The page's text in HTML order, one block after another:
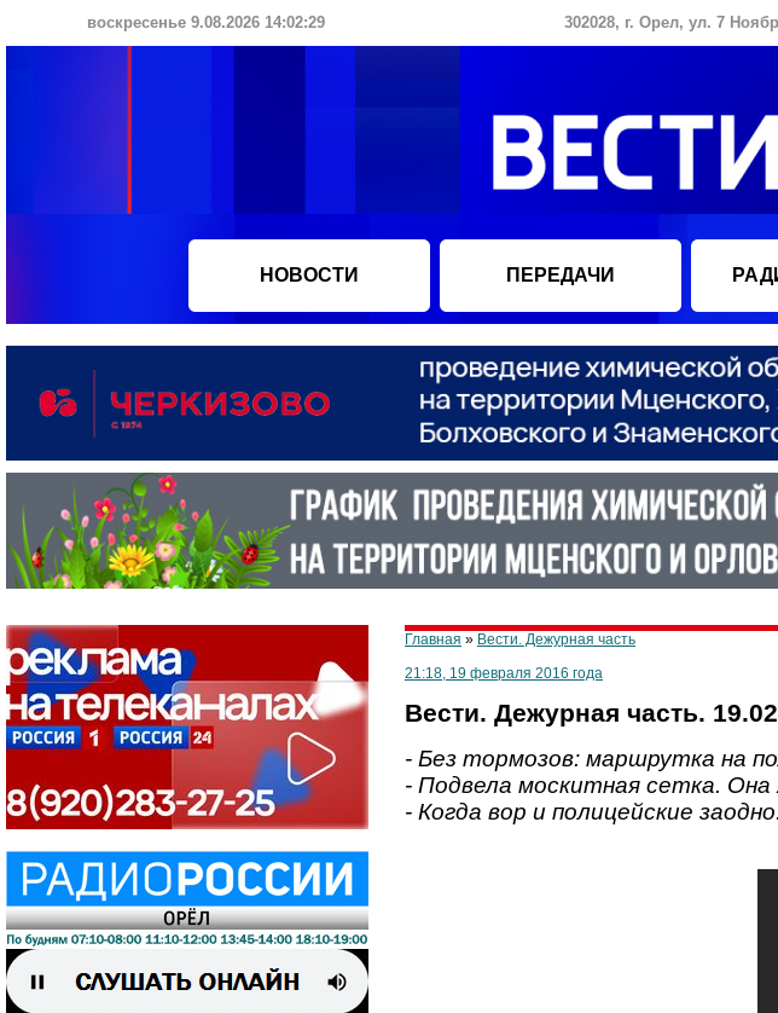
воскресенье 9.08.2026 14:02:29 302028, г. Орел, ул. 7
НОВОСТИ ПЕРЕДАЧИ
Главная » Вести. Дежурная часть
21:18, 19 февраля 2016 года
Вести. Дежурная часть.
- Без тормозов: маршрутка на
- Подвела москитная сетка.
- Когда вор и полицейские